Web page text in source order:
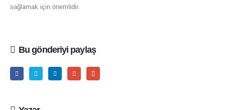
sağlamak için önemlidir.
Bu gönderiyi paylaş